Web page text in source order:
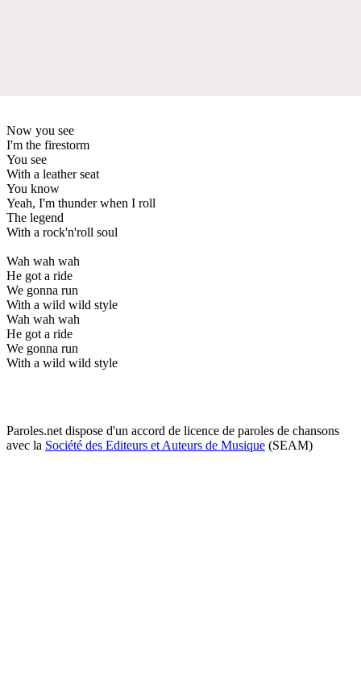
Now you see
I'm the firestorm
You see
With a leather seat
You know
Yeah, I'm thunder when I roll
The legend
With a rock'n'roll soul
Wah wah wah
He got a ride
We gonna run
With a wild wild style
Wah wah wah
He got a ride
We gonna run
With a wild wild style
Paroles.net dispose d'un accord de licence de paroles de chansons
avec la Société des Editeurs et Auteurs de Musique (SEAM)